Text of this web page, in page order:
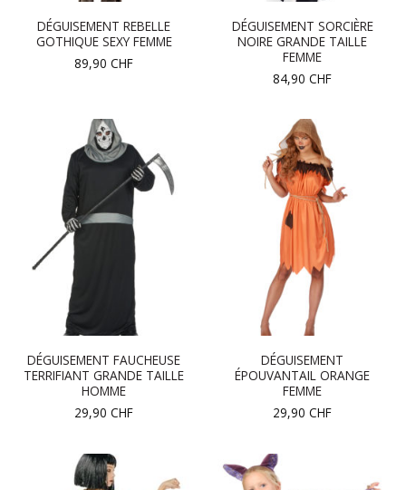
DÉGUISEMENT REBELLE
GOTHIQUE SEXY FEMME
89,90 CHF
DÉGUISEMENT SORCIÈRE
NOIRE GRANDE TAILLE
FEMME
84,90 CHF
DÉGUISEMENT FAUCHEUSE
TERRIFIANT GRANDE TAILLE
HOMME
29,90 CHF
DÉGUISEMENT
ÉPOUVANTAIL ORANGE
FEMME
29,90 CHF